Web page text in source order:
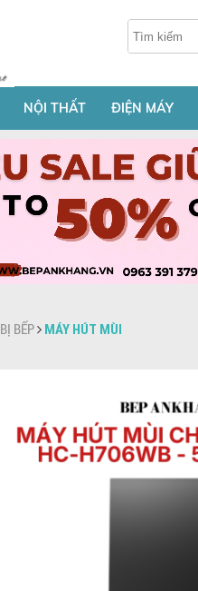
NỘI THẤT ĐIỆN MÁY
BẾP MÁY HÚT MÙI